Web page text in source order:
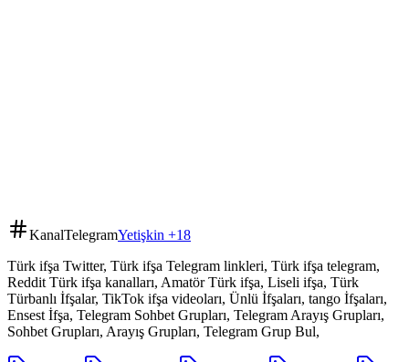
KanalTelegramYetişkin +18
Türk ifşa Twitter, Türk ifşa Telegram linkleri, Türk ifşa telegram,
Reddit Türk ifşa kanalları, Amatör Türk ifşa, Liseli ifşa, Türk
Türbanlı İfşalar, TikTok ifşa videoları, Ünlü İfşaları, tango İfşaları,
Ensest İfşa, Telegram Sohbet Grupları, Telegram Arayış Grupları,
Sohbet Grupları, Arayış Grupları, Telegram Grup Bul,